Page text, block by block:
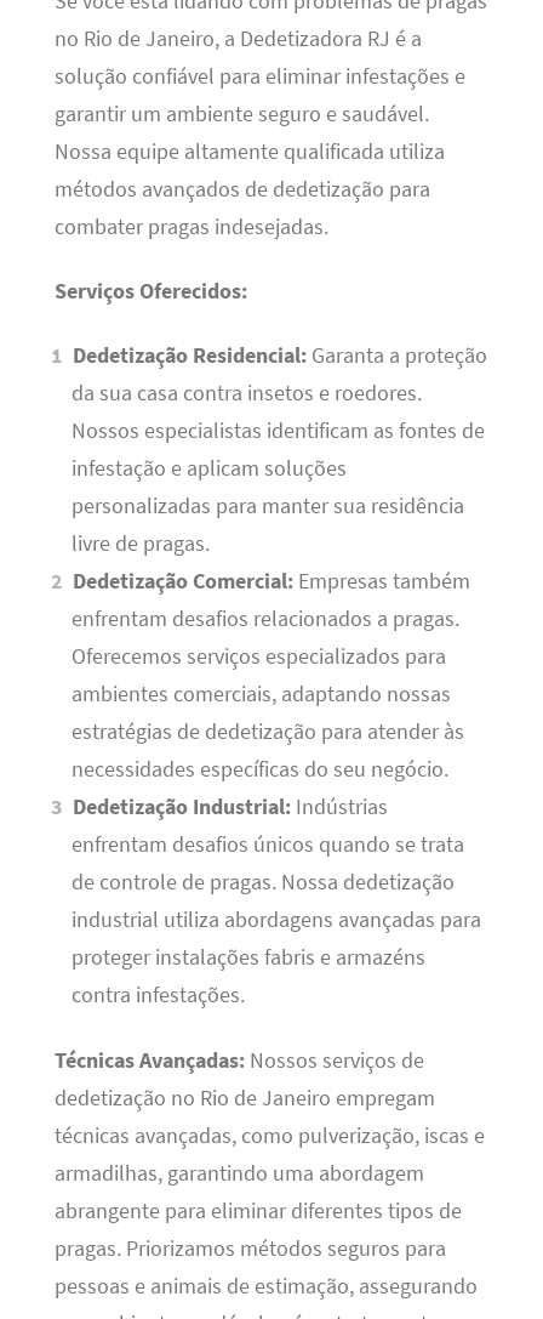
no Rio de Janeiro, a Dedetizadora RJ é a
solução confiável para eliminar infestações e
garantir um ambiente seguro e saudável.
Nossa equipe altamente qualificada utiliza
métodos avançados de dedetização para
combater pragas indesejadas.
Serviços Oferecidos:
Dedetização Residencial: Garanta a proteção
da sua casa contra insetos e roedores.
Nossos especialistas identificam as fontes de
infestação e aplicam soluções
personalizadas para manter sua residência
livre de pragas.
Dedetização Comercial: Empresas também
enfrentam desafios relacionados a pragas.
Oferecemos serviços especializados para
ambientes comerciais, adaptando nossas
estratégias de dedetização para atender às
necessidades específicas do seu negócio.
Dedetização Industrial: Indústrias
enfrentam desafios únicos quando se trata
de controle de pragas. Nossa dedetização
industrial utiliza abordagens avançadas para
proteger instalações fabris e armazéns
contra infestações.
Técnicas Avançadas:Nossos serviços de
dedetização no Rio de Janeiro empregam
técnicas avançadas, como pulverização, iscas e
armadilhas, garantindo uma abordagem
abrangente para eliminar diferentes tipos de
pragas. Priorizamos métodos seguros para
pessoas e animais de estimação, assegurando